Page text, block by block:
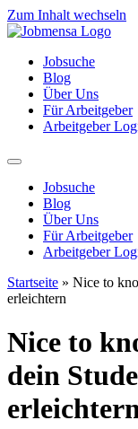
Zum Inhalt wechseln
Jobsuche
Blog
Über Uns
Für Arbeitgeber
Arbeitgeber
Jobsuche
Blog
Über Uns
Für Arbeitgeber
Arbeitgeber
Startseite » Nice to
erleichtern
Nice to
dein